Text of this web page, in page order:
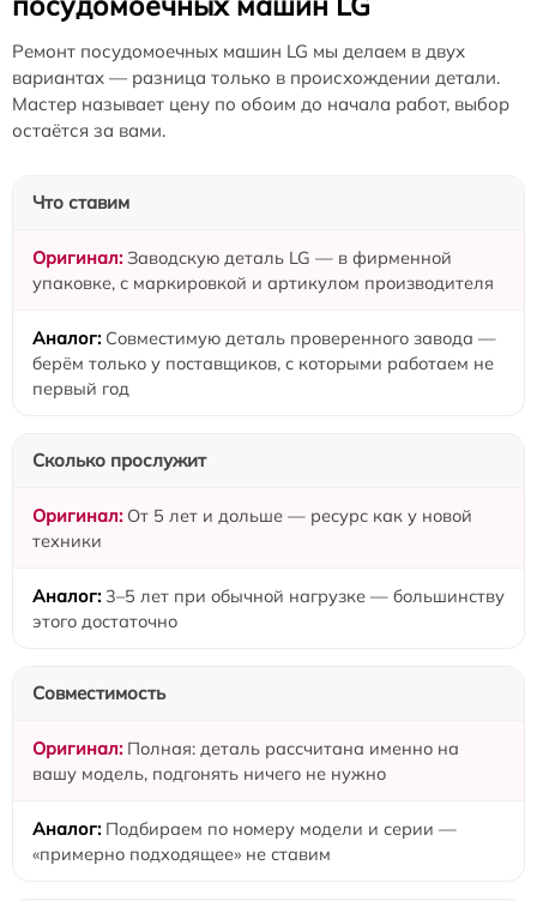
Ремонт посудомоечных машин LG мы делаем в двух
вариантах — разница только в происхождении детали.
Мастер называет цену по обоим до начала работ, выбор
остаётся за вами.
Что ставим
Заводскую деталь LG — в фирменной
упаковке, с маркировкой и артикулом производителя
Совместимую деталь проверенного завода —
берём только у поставщиков, с которыми работаем не
первый год
Сколько прослужит
От 5 лет и дольше — ресурс как у новой
техники
3–5 лет при обычной нагрузке — большинству
этого достаточно
Совместимость
Полная: деталь рассчитана именно на
вашу модель, подгонять ничего не нужно
Подбираем по номеру модели и серии —
«примерно подходящее» не ставим